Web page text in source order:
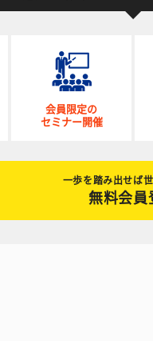
会員限定の
セミナー開催
一歩を踏み出せば
無料会員